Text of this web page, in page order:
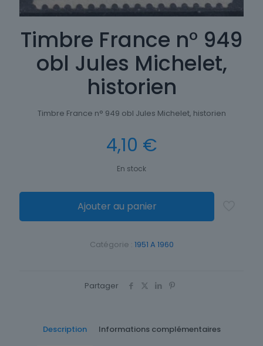
Timbre France n° 949
obl Jules Michelet,
historien
Timbre France n° 949 obl Jules Michelet, historien
4,10 €
En stock
Ajouter au panier
Catégorie : 1951 A 1960
Partager
Description Informations complémentaires